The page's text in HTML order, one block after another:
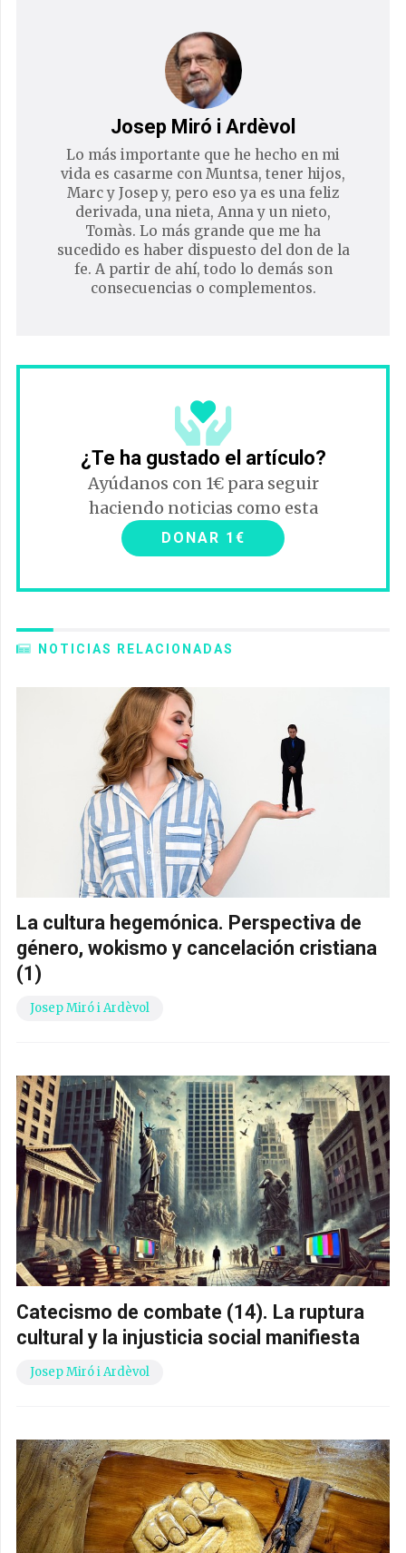
Josep Miró i Ardèvol
Lo más importante que he hecho en mi
vida es casarme con Muntsa, tener hijos,
Marc y Josep y, pero eso ya es una feliz
derivada, una nieta, Anna y un nieto,
Tomàs. Lo más grande que me ha
sucedido es haber dispuesto del don de la
fe. A partir de ahí, todo lo demás son
consecuencias o complementos.
¿Te ha gustado el artículo?
Ayúdanos con 1€ para seguir
haciendo noticias como esta
DONAR 1€
NOTICIAS RELACIONADAS
La cultura hegemónica. Perspectiva de
género, wokismo y cancelación cristiana
(1)
Josep Miró i Ardèvol
Catecismo de combate (14). La ruptura
cultural y la injusticia social manifiesta
Josep Miró i Ardèvol